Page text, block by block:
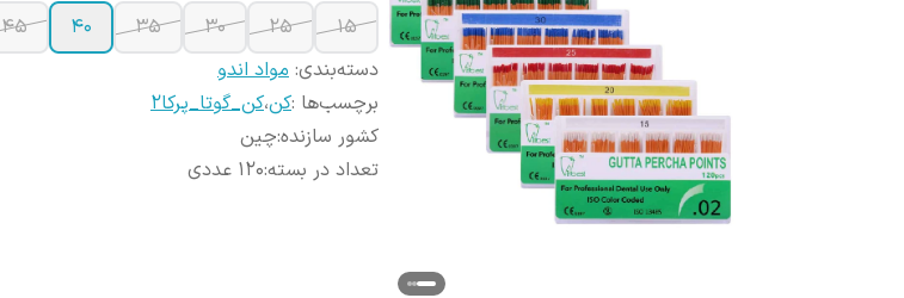
15
25
30
35
40
45
دسته‌بندی: مواد اندو
برچسب‌ها :کن،کن_گوتا_پرکا2
کشور سازنده:چین
تعداد در بسته:120 عددی